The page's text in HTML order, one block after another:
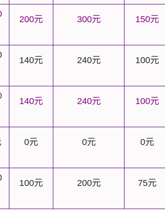
200元 300元 150元
140元 240元 100元
140元 240元 100元
0元 0元 0元
100元 200元 75元